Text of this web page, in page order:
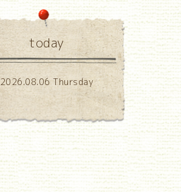
today
2026.08.06 Thursday